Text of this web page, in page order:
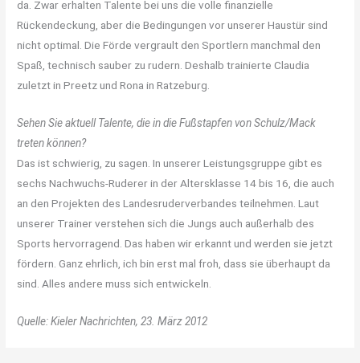
da. Zwar erhalten Talente bei uns die volle finanzielle
Rückendeckung, aber die Bedingungen vor unserer Haustür sind
nicht optimal. Die Förde vergrault den Sportlern manchmal den
Spaß, technisch sauber zu rudern. Deshalb trainierte Claudia
zuletzt in Preetz und Rona in Ratzeburg.
Sehen Sie aktuell Talente, die in die Fußstapfen von Schulz/Mack
treten können?
Das ist schwierig, zu sagen. In unserer Leistungsgruppe gibt es
sechs Nachwuchs-Ruderer in der Altersklasse 14 bis 16, die auch
an den Projekten des Landesruderverbandes teilnehmen. Laut
unserer Trainer verstehen sich die Jungs auch außerhalb des
Sports hervorragend. Das haben wir erkannt und werden sie jetzt
fördern. Ganz ehrlich, ich bin erst mal froh, dass sie überhaupt da
sind. Alles andere muss sich entwickeln.
Quelle: Kieler Nachrichten, 23. März 2012